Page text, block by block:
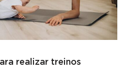
realizar treinos